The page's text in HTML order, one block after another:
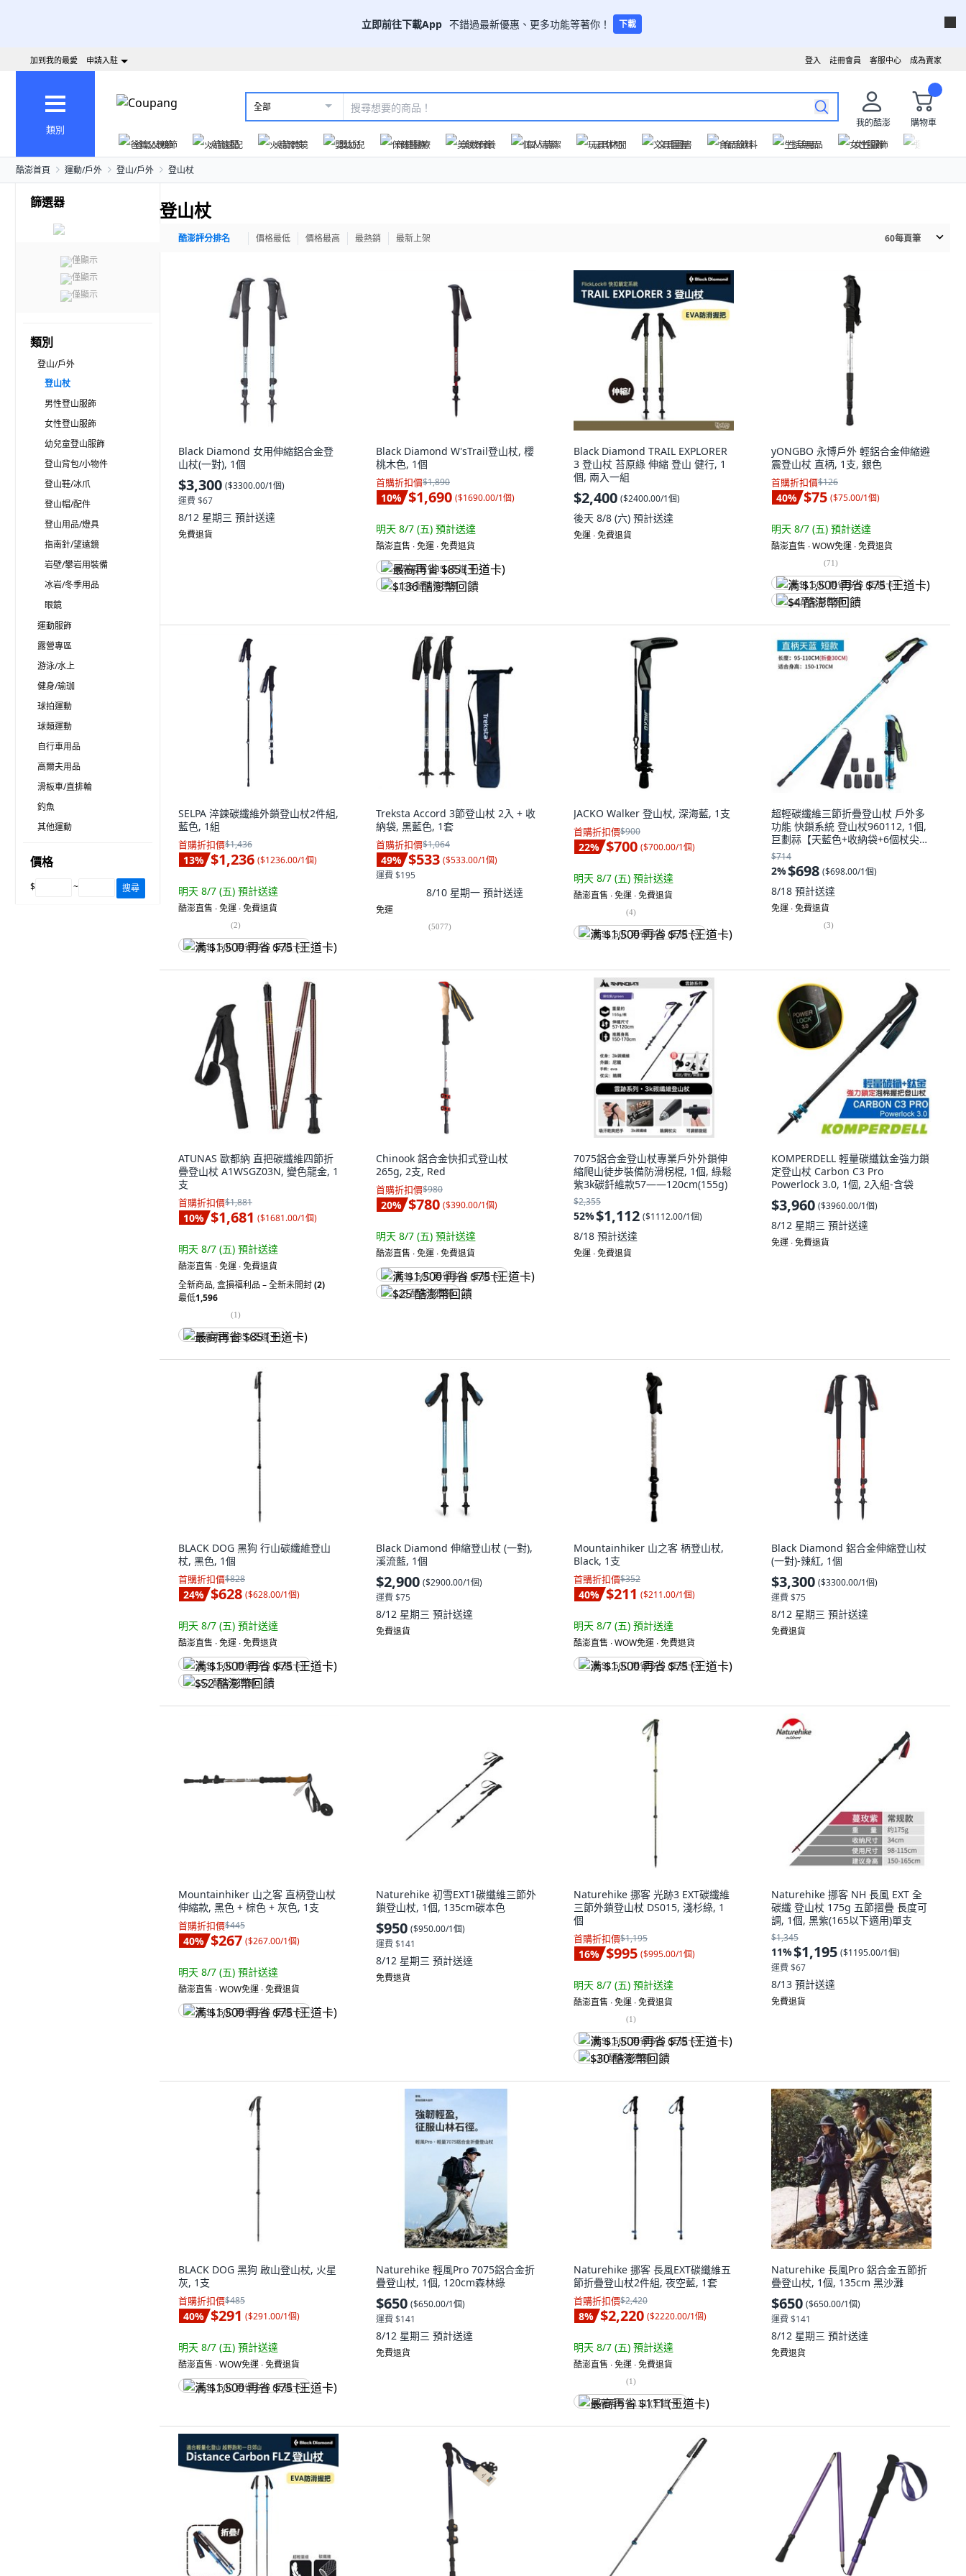
立即前往下載App 不錯過最新優惠、更多功能等著你！ 下載
成為賣家
客服中心
註冊會員
登入
加到我的最愛 申請入駐
類別
全部
我的酷澎
購物車
爸氣父親節
火箭速配 火箭跨境 嬰幼兒 保健醫療 美妝保養 個人清潔 玩具休閒 文具圖書 食品飲料 生活用品 女性服飾
酷澎首頁 運動/戶外 登山/戶外 登山杖
篩選器
僅顯示
僅顯示
僅顯示
類別
登山/戶外
登山杖
男性登山服飾
女性登山服飾
幼兒童登山服飾
登山背包/小物件
登山鞋/冰爪
登山帽/配件
登山用品/燈具
指南針/望遠鏡
岩壁/攀岩用裝備
冰岩/冬季用品
眼鏡
運動服飾
露營專區
游泳/水上
健身/瑜珈
球拍運動
球類運動
自行車用品
高爾夫用品
滑板車/直排輪
釣魚
其他運動
價格
$ ~ 搜尋
登山杖
酷澎評分排名 價格最低 價格最高 最熱銷 最新上架 60每頁筆
Black Diamond 女用伸縮鋁合金登
山杖(一對), 1個
$3,300 ($3300.00/1個)
運費 $67
8/12 星期三 預計送達
免費退貨
Black Diamond W'sTrail登山杖, 櫻
桃木色, 1個
首購折扣價$1,890
10% $1,690 ($1690.00/1個)
明天 8/7 (五) 預計送達
酷澎直售 ∙ 免運 ∙ 免費退貨
最高再省 $85 (王道卡)
$136 酷澎幣回饋
Black Diamond TRAIL EXPLORER
3 登山杖 苔原綠 伸縮 登山 健行, 1
個, 兩入一組
$2,400 ($2400.00/1個)
後天 8/8 (六) 預計送達
免運 ∙ 免費退貨
yONGBO 永博戶外 輕鋁合金伸縮避
震登山杖 直柄, 1支, 銀色
首購折扣價$126
40% $75 ($75.00/1個)
明天 8/7 (五) 預計送達
酷澎直售 ∙ WOW免運 ∙ 免費退貨
(71)
满 $1,500 再省 $75 (王道卡)
$4 酷澎幣回饋
SELPA 淬鍊碳纖維外鎖登山杖2件組,
藍色, 1組
首購折扣價$1,436
13% $1,236 ($1236.00/1個)
明天 8/7 (五) 預計送達
酷澎直售 ∙ 免運 ∙ 免費退貨
(2)
满 $1,500 再省 $75 (王道卡)
Treksta Accord 3節登山杖 2入 + 收
納袋, 黑藍色, 1套
首購折扣價$1,064
49% $533 ($533.00/1個)
運費 $195
8/10 星期一 預計送達
免運
(5077)
JACKO Walker 登山杖, 深海藍, 1支
首購折扣價$900
22% $700 ($700.00/1個)
明天 8/7 (五) 預計送達
酷澎直售 ∙ 免運 ∙ 免費退貨
(4)
满 $1,500 再省 $75 (王道卡)
超輕碳纖維三節折疊登山杖 戶外多
功能 快鎖系統 登山杖960112, 1個,
巨劃祘【天藍色+收納袋+6個杖尖
套】,短款（適閤身高1.75以下）
$714
2%$698 ($698.00/1個)
8/18 預計送達
免運 ∙ 免費退貨
(3)
ATUNAS 歐都納 直把碳纖維四節折
疊登山杖 A1WSGZ03N, 變色龍金, 1
支
首購折扣價$1,881
10% $1,681 ($1681.00/1個)
明天 8/7 (五) 預計送達
酷澎直售 ∙ 免運 ∙ 免費退貨
全新商品,盒損福利品 – 全新未開封(2)
最低1,596
(1)
最高再省 $85 (王道卡)
Chinook 鋁合金快扣式登山杖
265g, 2支, Red
首購折扣價$980
20% $780 ($390.00/1個)
明天 8/7 (五) 預計送達
酷澎直售 ∙ 免運 ∙ 免費退貨
满 $1,500 再省 $75 (王道卡)
$25 酷澎幣回饋
7075鋁合金登山杖專業戶外外鎖伸
縮爬山徒步裝備防滑柺棍, 1個, 綠鬆
紫3k碳釺維款57——120cm(155g)
$2,355
52%$1,112 ($1112.00/1個)
8/18 預計送達
免運 ∙ 免費退貨
KOMPERDELL 輕量碳纖鈦金強力鎖
定登山杖 Carbon C3 Pro
Powerlock 3.0, 1個, 2入組-含袋
$3,960 ($3960.00/1個)
8/12 星期三 預計送達
免運 ∙ 免費退貨
BLACK DOG 黑狗 行山碳纖維登山
杖, 黑色, 1個
首購折扣價$828
24% $628 ($628.00/1個)
明天 8/7 (五) 預計送達
酷澎直售 ∙ 免運 ∙ 免費退貨
满 $1,500 再省 $75 (王道卡)
$52 酷澎幣回饋
Black Diamond 伸縮登山杖 (一對),
溪流藍, 1個
$2,900 ($2900.00/1個)
運費 $75
8/12 星期三 預計送達
免費退貨
Mountainhiker 山之客 柄登山杖,
Black, 1支
首購折扣價$352
40% $211 ($211.00/1個)
明天 8/7 (五) 預計送達
酷澎直售 ∙ WOW免運 ∙ 免費退貨
满 $1,500 再省 $75 (王道卡)
Black Diamond 鋁合金伸縮登山杖
(一對)-辣紅, 1個
$3,300 ($3300.00/1個)
運費 $75
8/12 星期三 預計送達
免費退貨
Mountainhiker 山之客 直柄登山杖
伸縮款, 黑色 + 棕色 + 灰色, 1支
首購折扣價$445
40% $267 ($267.00/1個)
明天 8/7 (五) 預計送達
酷澎直售 ∙ WOW免運 ∙ 免費退貨
满 $1,500 再省 $75 (王道卡)
Naturehike 初雪EXT1碳纖維三節外
鎖登山杖, 1個, 135cm碳本色
$950 ($950.00/1個)
運費 $141
8/12 星期三 預計送達
免費退貨
Naturehike 挪客 光跡3 EXT碳纖維
三節外鎖登山杖 DS015, 淺杉綠, 1
個
首購折扣價$1,195
16% $995 ($995.00/1個)
明天 8/7 (五) 預計送達
酷澎直售 ∙ 免運 ∙ 免費退貨
(1)
满 $1,500 再省 $75 (王道卡)
$30 酷澎幣回饋
Naturehike 挪客 NH 長風 EXT 全
碳纖 登山杖 175g 五節摺疊 長度可
調, 1個, 黑紫(165以下適用)單支
$1,345
11%$1,195 ($1195.00/1個)
運費 $67
8/13 預計送達
免費退貨
BLACK DOG 黑狗 啟山登山杖, 火星
灰, 1支
首購折扣價$485
40% $291 ($291.00/1個)
明天 8/7 (五) 預計送達
酷澎直售 ∙ WOW免運 ∙ 免費退貨
满 $1,500 再省 $75 (王道卡)
Naturehike 輕風Pro 7075鋁合金折
疊登山杖, 1個, 120cm森林綠
$650 ($650.00/1個)
運費 $141
8/12 星期三 預計送達
免費退貨
Naturehike 挪客 長風EXT碳纖維五
節折疊登山杖2件組, 夜空藍, 1套
首購折扣價$2,420
8% $2,220 ($2220.00/1個)
明天 8/7 (五) 預計送達
酷澎直售 ∙ 免運 ∙ 免費退貨
(1)
最高再省 $111 (王道卡)
Naturehike 長風Pro 鋁合金五節折
疊登山杖, 1個, 135cm 黑沙灘
$650 ($650.00/1個)
運費 $141
8/12 星期三 預計送達
免費退貨